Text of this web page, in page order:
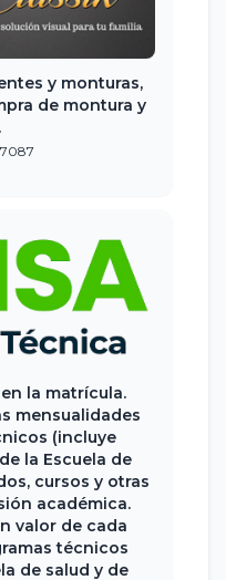
y monturas,
de montura y
la matrícula.
mensualidades
(incluye
la Escuela de
cursos y otras
académica.
valor de cada
técnicos
de salud y de